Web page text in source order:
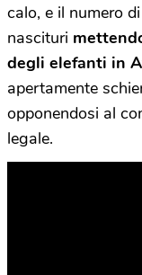
calo, e il numero
nascituri
degli elefanti in
apertamente
opponendosi al
legale.